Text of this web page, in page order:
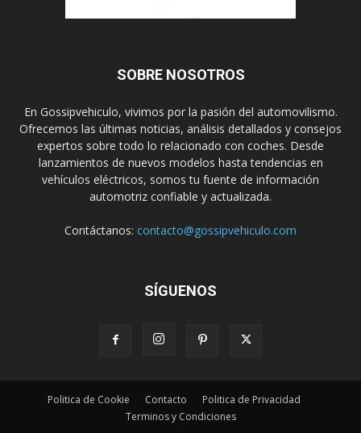
SOBRE NOSOTROS
En Gossipvehiculo, vivimos por la pasión del automovilismo.
Ofrecemos las últimas noticias, análisis detallados y consejos
expertos sobre todo lo relacionado con coches. Desde
lanzamientos de nuevos modelos hasta tendencias en
vehículos eléctricos, somos tu fuente de información
automotriz confiable y actualizada.
Contáctanos: contacto@gossipvehiculo.com
SÍGUENOS
Politica de Cookie Contacto
Politica de Privacidad
Terminos y Condiciones